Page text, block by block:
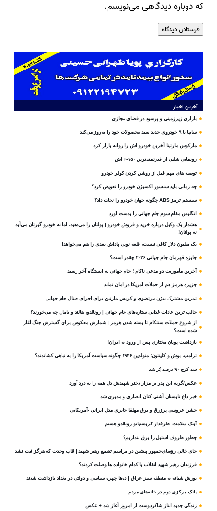
که دوباره دیدگاهی می‌نویسم.
آخرین اخبار
بازاری زیرزمینی و پرسود در فضای مجازی
سایپا با ۹ خودروی جدید سبد محصولات خود را به‌روز می‌کند
مارکوس مارتینا آخرین خودرو اش را روانه بازار کرد
رونمایی شلبی از قدرتمندترین F-۱۵۰ اش
توصیه های مهم قبل از روشن کردن کولر خودرو
چه زمانی باید سنسور اکسیژن خودرو را تعویض کرد؟
سیستم ترمز ABS چگونه جهان خودرو را نجات داد؟
انگلیس مقام سوم جام‌ جهانی را بدست آورد
هشدار یک وکیل درباره خرید و فروش خودرو | پولتان را می‌دهید، اما نه خودرو گیرتان می‌آید
نه پولتان!
یک میلیون دلار کافی نیست، قلعه‌ نویی پاداش بعدی را هم می‌خواهد!
جایزه قهرمان جام جهانی ۲۰۲۶ چقدر است؟
آخرین مأموریت دو مدعی ناکام ؛ جام جهانی به ایستگاه آخر رسید
جزیره هرمز هم از حملات آمریکا در امان نماند
تمرین مشترک بیژن مرتضوی و کریس مارتین برای اجرای فینال جام جهانی
جالب ترین عادات غذایی ستاره‌های جام جهانی | رونالدو، هالند و یامال چه می‌خورند؟
از شروع حملات سنتکام تا بسته شدن هرمز | شمارش معکوس برای گسترش جنگ آغاز
شده است؟
بازداشت پویان مختاری پس از ورود به ایران!
ترامپ، بوش و کلینتون؛ متولدین ۱۹۴۶ چگونه سیاست آمریکا را به تباهی کشاندند؟
سد کرج ۹۰ درصد پُر شد
عکس/گریه این پدر بر مزار دختر شهیدش دل همه را به درد آورد
خبر داغ تابستان آشتی کنان انصاری و مدیری شد
جشن عروسی پرزرق و برق مهلقا جابری مدل ایرانی -آمریکایی
آیتک سلامت: طرفدار کریستیانو رونالدو هستم
چطور ظروف استیل را برق بندازیم؟
جای خالی رؤسای‌جمهور پیشین در مراسم تشییع رهبر شهید | قاب وحدت که هرگز ثبت نشد
فرزندان رهبر شهید انقلاب با کدام خانواده ها وصلت کردند؟
یورش شبانه به منطقه سبز عراق | ده‌ها چهره سیاسی و دولتی در بغداد بازداشت شدند
بانک مرکزی دوم در خانه‌های مردم
زندگی جدید الناز شاکردوست از امروز آغاز شد + عکس